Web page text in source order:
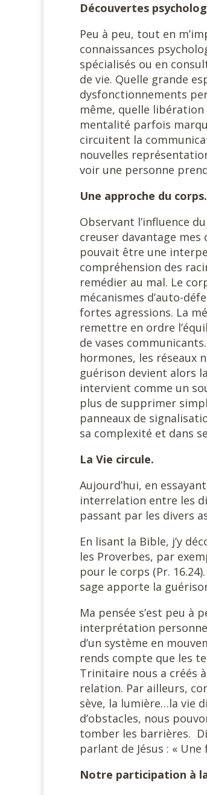
Découvertes
Peu à peu, tout en
connaissances
spécialisés ou en
de vie. Quelle grande
dysfonctionnements
même, quelle
mentalité parfois
circuitent la
nouvelles
voir une personne
Une approche du corps.
Observant l’influence
creuser davantage mes
pouvait être une
compréhension des
remédier au mal. Le
mécanismes d’auto-
fortes agressions. La
remettre en ordre
de vases
hormones, les réseaux
guérison devient alors
intervient comme un
plus de supprimer
panneaux de
sa complexité et dans
La Vie circule.
Aujourd’hui, en
interrelation entre les
passant par les divers
En lisant la Bible, j’y
les Proverbes, par
pour le corps (Pr.
sage apporte la
Ma pensée s’est peu à
interprétation
d’un système en
rends compte que les
Trinitaire nous a créés
relation. Par ailleurs,
sève, la lumière…la vie
d’obstacles, nous
tomber les barrières.
parlant de Jésus : «
Notre participation à